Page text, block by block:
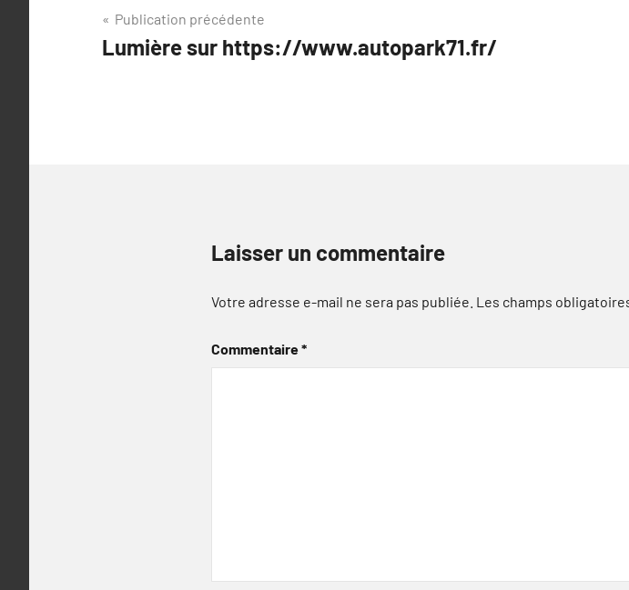
Navigation
de
Publication précédente
Lumière sur https://www.autopark71.fr/
Laisser un commentaire
Votre adresse e-mail ne sera pas publiée. Les champs
Commentaire*